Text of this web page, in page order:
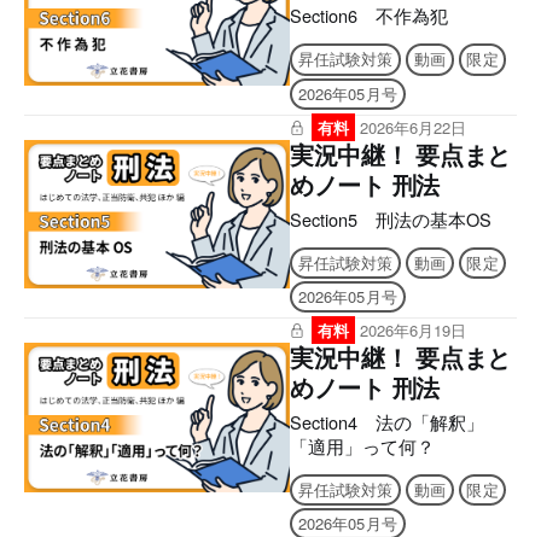
Section6 不作為犯
昇任試験対策 動画
限定
2026年05月号
有料 2026年6月22日
実況中継！ 要点まと
めノート 刑法
Section5 刑法の基本OS
昇任試験対策 動画
限定
2026年05月号
有料 2026年6月19日
実況中継！ 要点まと
めノート 刑法
Section4 法の「解釈」
「適用」って何？
昇任試験対策 動画
限定
2026年05月号